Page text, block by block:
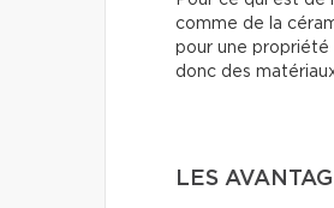
comme de la
pour une propriété
donc des
LES